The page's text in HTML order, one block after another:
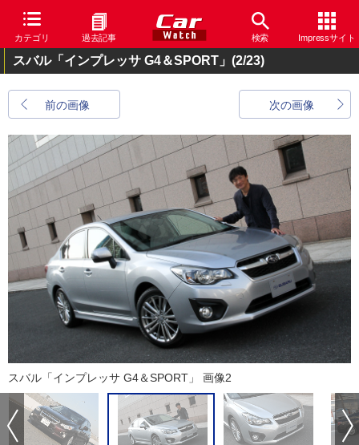
カテゴリ 過去記事 検索 Impressサイト
スバル「インプレッサ G4＆SPORT」 (2/23)
前の画像 次の画像
スバル「インプレッサ G4＆SPORT」 画像2